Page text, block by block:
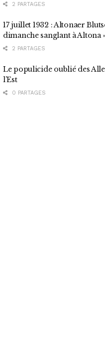
2 PARTAGES
17 juillet 1932 : Altonaer
dimanche sanglant à Altona
2 PARTAGES
Le populicide oublié des
l’Est
0 PARTAGES